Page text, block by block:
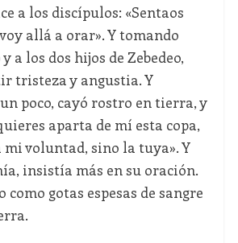
a los discípulos: «Sentaos
allá a orar». Y tomando
a los dos hijos de Zebedeo,
tristeza y angustia. Y
poco, cayó rostro en tierra, y
aparta de mí esta copa,
mi voluntad, sino la tuya». Y
insistía más en su oración.
como gotas espesas de sangre